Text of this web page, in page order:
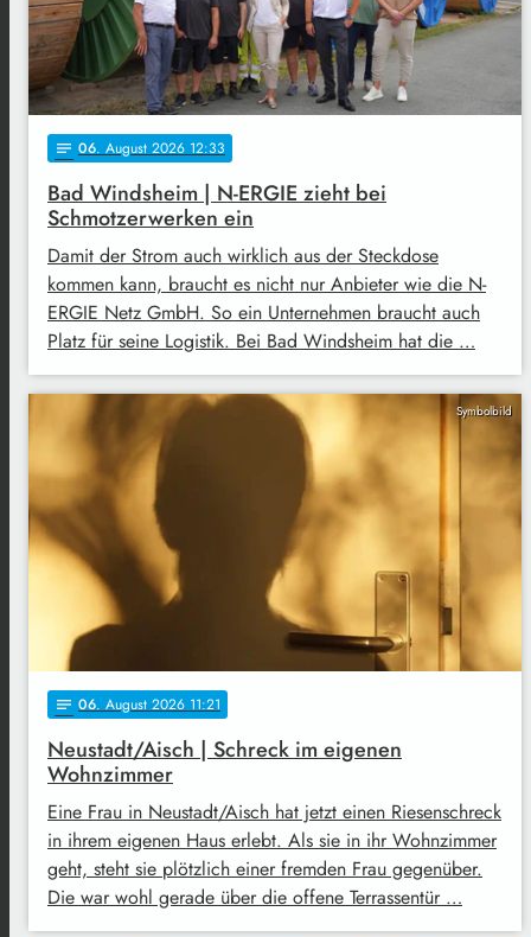
notes 06. August 2026 12:33
Bad Windsheim | N-ERGIE zieht bei
Schmotzerwerken ein
Damit der Strom auch wirklich aus der Steckdose
kommen kann, braucht es nicht nur Anbieter wie die N-
ERGIE Netz GmbH. So ein Unternehmen braucht auch
Platz für seine Logistik. Bei Bad Windsheim hat die …
Symbolbild
notes 06. August 2026 11:21
Neustadt/Aisch | Schreck im eigenen
Wohnzimmer
Eine Frau in Neustadt/Aisch hat jetzt einen Riesenschreck
in ihrem eigenen Haus erlebt. Als sie in ihr Wohnzimmer
geht, steht sie plötzlich einer fremden Frau gegenüber.
Die war wohl gerade über die offene Terrassentür …